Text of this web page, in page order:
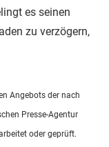
es seinen
zu verzögern,
Angebots der nach
Presse-Agentur
oder geprüft.